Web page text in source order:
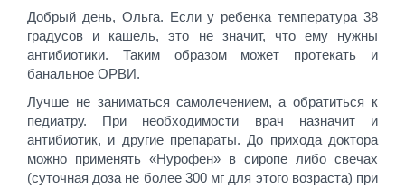
Добрый день, Ольга. Если у ребенка температура 38
градусов и кашель, это не значит, что ему нужны
антибиотики. Таким образом может протекать и
банальное ОРВИ.
Лучше не заниматься самолечением, а обратиться к
педиатру. При необходимости врач назначит и
антибиотик, и другие препараты. До прихода доктора
можно применять «Нурофен» в сиропе либо свечах
(суточная доза не более 300 мг для этого возраста) при